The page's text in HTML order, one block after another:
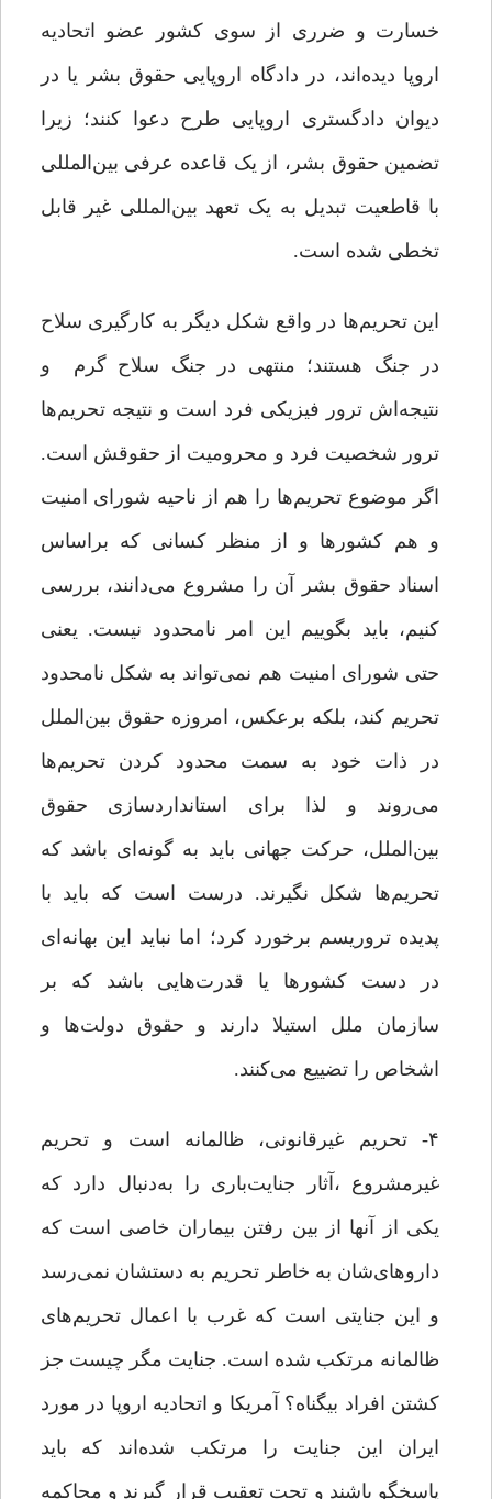
خسارت و ضرری از سوی کشور عضو اتحادیه
اروپا دیده‌اند، در دادگاه اروپایی حقوق بشر یا در
دیوان دادگستری اروپایی طرح دعوا کنند؛ زیرا
تضمین حقوق بشر، از یک قاعده عرفی بین‌المللی
با قاطعیت تبدیل به یک تعهد بین‌المللی غیر قابل
تخطی شده است.
این تحریم‌ها در واقع شکل دیگر به کارگیری سلاح
در جنگ هستند؛ منتهی در جنگ سلاح گرم و
نتیجه‌اش ترور فیزیکی فرد است و نتیجه تحریم‌ها
ترور شخصیت فرد و محرومیت از حقوقش است.
اگر موضوع تحریم‌ها را هم از ناحیه شورای امنیت
و هم کشورها و از منظر کسانی که براساس
اسناد حقوق بشر آن را مشروع می‌دانند، بررسی
کنیم، باید بگوییم این امر نامحدود نیست. یعنی
حتی شورای امنیت هم نمی‌تواند به شکل نامحدود
تحریم کند، بلکه برعکس، امروزه حقوق بین‌الملل
در ذات خود به سمت محدود کردن تحریم‌ها
می‌روند و لذا برای استانداردسازی حقوق
بین‌الملل، حرکت جهانی باید به گونه‌ای باشد که
تحریم‌ها شکل نگیرند. درست است که باید با
پدیده تروریسم برخورد کرد؛ اما نباید این بهانه‌ای
در دست کشورها یا قدرت‌هایی باشد که بر
سازمان ملل استیلا دارند و حقوق دولت‌ها و
اشخاص را تضییع می‌کنند.
۴- تحریم غیرقانونی، ظالمانه است و تحریم
غیرمشروع ،آثار جنایت‌باری را به‌دنبال دارد که
یکی از آنها از بین رفتن بیماران خاصی است که
داروهای‌شان به‌ خاطر تحریم به دستشان نمی‌رسد
و این جنایتی است که غرب با اعمال تحریم‌های
ظالمانه مرتکب شده است. جنایت مگر چیست جز
کشتن افراد بیگناه؟ آمریکا و اتحادیه اروپا در مورد
ایران این جنایت را مرتکب شده‌اند که باید
پاسخگو باشند و تحت تعقیب قرار گیرند و محاکمه